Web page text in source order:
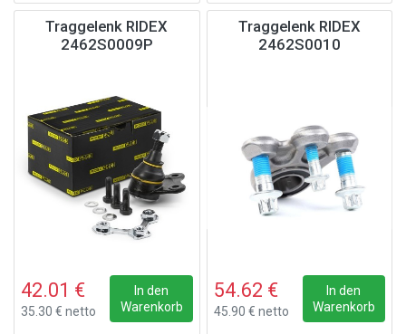
Traggelenk RIDEX
2462S0009P
42.01 €
35.30 € netto
In den
Warenkorb
Traggelenk RIDEX
2462S0010
54.62 €
45.90 € netto
In den
Warenkorb